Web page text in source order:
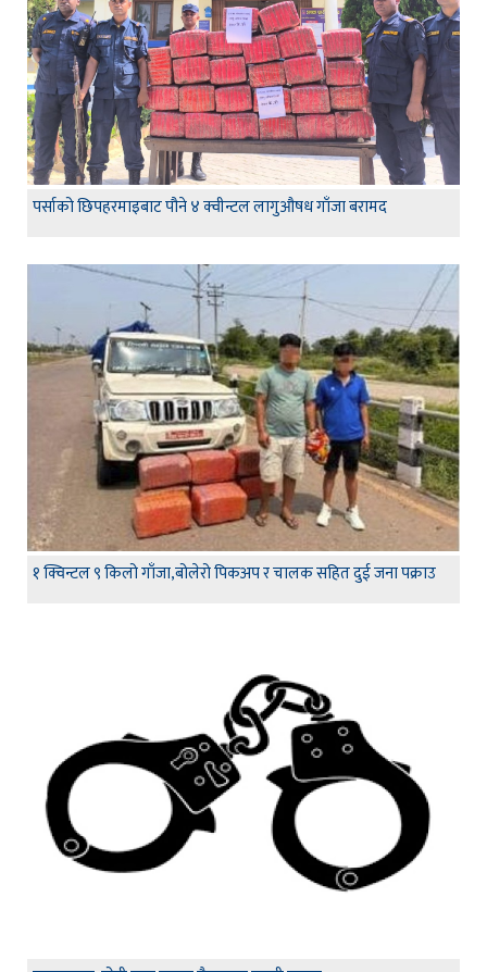
पर्साको छिपहरमाइबाट पौने ४ क्वीन्टल लागुऔषध गाँजा बरामद
१ क्विन्टल ९ किलो गाँजा,बोलेरो पिकअप र चालक सहित दुई जना पक्राउ